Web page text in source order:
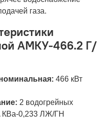
газа.
АМКУ-466.2 Г/
466 кВт
2 водогрейных
КВа-0,233 ЛЖ/ГН